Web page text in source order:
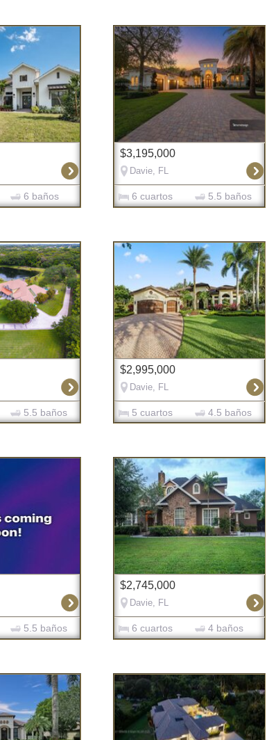
6 baños
$3,195,000
Davie, FL
6 cuartos 5.5 baños
5.5 baños
$2,995,000
Davie, FL
5 cuartos 4.5 baños
5.5 baños
$2,745,000
Davie, FL
6 cuartos 4 baños